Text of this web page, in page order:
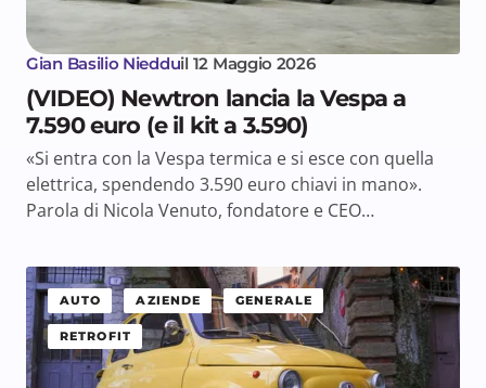
Gian Basilio Niedduil 12 Maggio 2026
(VIDEO) Newtron lancia la Vespa a
7.590 euro (e il kit a 3.590)
«Si entra con la Vespa termica e si esce con quella
elettrica, spendendo 3.590 euro chiavi in mano».
Parola di Nicola Venuto, fondatore e CEO…
AUTO AZIENDE GENERALE
RETROFIT